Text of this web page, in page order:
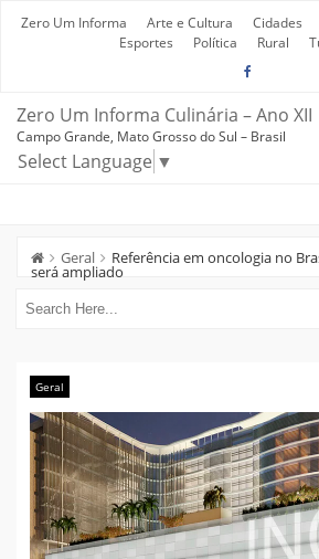
Zero Um Informa Arte e Cultura Cidades
Esportes
Política Rural
Zero Um Informa Culinária – Ano XII
Campo Grande, Mato Grosso do Sul – Brasil
Select Language ▼
Geral Referência em oncologia no
será ampliado
Geral